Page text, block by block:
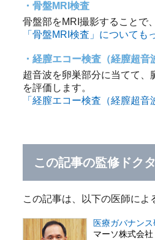
骨盤MRI検査
骨盤部をMRI撮影することで
「骨盤MRI検査」について
経膣エコー検査（経膣超音
超音波を卵巣部分に当てて
を評価します。
「経膣エコー検査（経膣超
この記事の監修ドク
この記事は、以下の医師によ
医療ガバナン
マーソ株式会